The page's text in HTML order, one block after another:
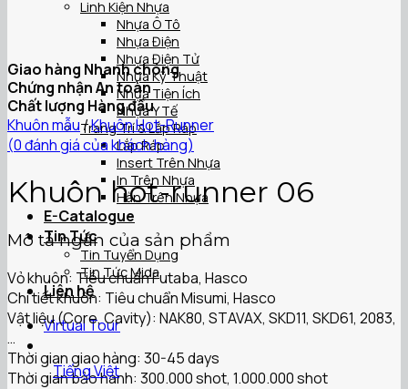
Linh Kiện Nhựa
Nhựa Ô Tô
Nhựa Điện
Nhựa Điện Tử
Nhựa Kỹ Thuật
Nhựa Tiện Ích
Nhựa Y Tế
Trang Trí & Lắp Ráp
Lắp Ráp
Insert Trên Nhựa
In Trên Nhựa
Hàn Trên Nhựa
E-Catalogue
Tin Tức
Tin Tuyển Dụng
Tin Tức Mida
Liên hệ
Virtual Tour
Tiếng Việt
Giao hàng Nhanh chóng
Chứng nhận An toàn
Chất lượng Hàng đầu
Khuôn mẫu/Khuôn Hot-Runner
(0đánh giá của khách hàng)
Khuôn hot-runner 06
Mô tả ngắn của sản phẩm
Vỏ khuôn: Tiêu chuẩn Futaba, Hasco
Chi tiết khuôn: Tiêu chuẩn Misumi, Hasco
Vật liệu (Core, Cavity): NAK80, STAVAX, SKD11, SKD61, 2083,
…
Thời gian giao hàng: 30-45 days
Thời gian bảo hành: 300.000 shot, 1.000.000 shot